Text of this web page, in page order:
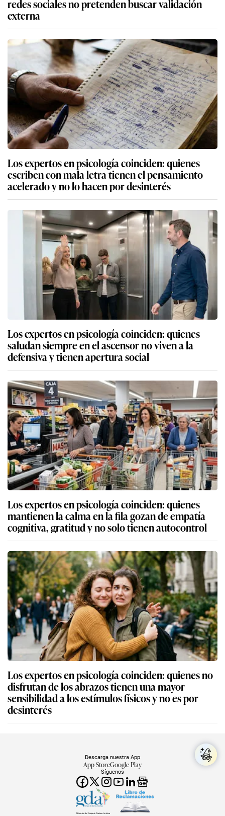
redes sociales no pretenden buscar validación
externa
Los expertos en psicología coinciden: quienes
escriben con mala letra tienen el pensamiento
acelerado y no lo hacen por desinterés
Los expertos en psicología coinciden: quienes
saludan siempre en el ascensor no viven a la
defensiva y tienen apertura social
Los expertos en psicología coinciden: quienes
mantienen la calma en la fila gozan de empatía
cognitiva, gratitud y no solo tienen autocontrol
Los expertos en psicología coinciden: quienes no
disfrutan de los abrazos tienen una mayor
sensibilidad a los estímulos físicos y no es por
desinterés
Síguenos
Descarga nuestra App
App StoreGoogle Play
Miembro del Grupo de Diarios América